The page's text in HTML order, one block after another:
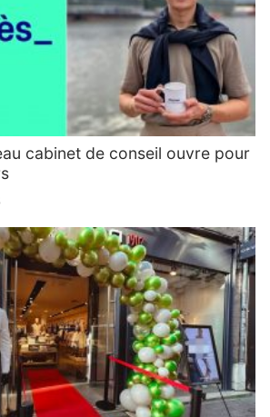
cabinet de conseil ouvre pour